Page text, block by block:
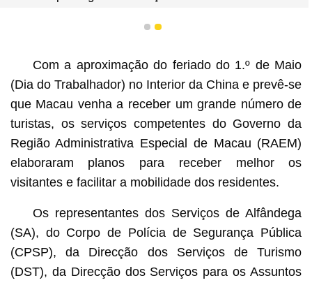
1 2
Com a aproximação do feriado do 1.º de Maio
(Dia do Trabalhador) no Interior da China e prevê-se
que Macau venha a receber um grande número de
turistas, os serviços competentes do Governo da
Região Administrativa Especial de Macau (RAEM)
elaboraram planos para receber melhor os
visitantes e facilitar a mobilidade dos residentes.
Os representantes dos Serviços de Alfândega
(SA), do Corpo de Polícia de Segurança Pública
(CPSP), da Direcção dos Serviços de Turismo
(DST), da Direcção dos Serviços para os Assuntos